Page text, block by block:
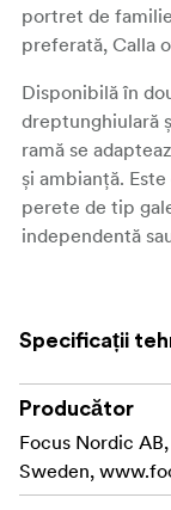
portret de
preferată, Calla
Disponibilă în
dreptunghiulară
ramă se
și ambianță.
perete de tip
independentă
durată. Ramele
și așezare pe
Caracteristici
Specificații
Producător
Focus Nordic
Sweden,